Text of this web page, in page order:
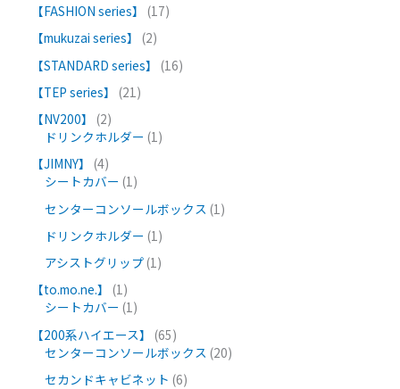
【FASHION series】
17
【mukuzai series】
2
【STANDARD series】
16
【TEP series】
21
【NV200】
2
ドリンクホルダー 1
【JIMNY】
4
シートカバー 1
センターコンソールボックス 1
ドリンクホルダー 1
アシストグリップ 1
【to.mo.ne.】
1
シートカバー 1
【200系ハイエース】
65
センターコンソールボックス 20
セカンドキャビネット 6